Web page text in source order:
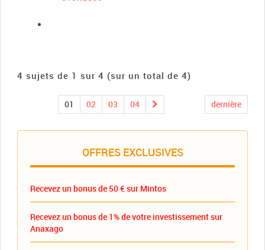
4 sujets de 1 sur 4 (sur un total de 4)
01 02 03 04 dernière
OFFRES EXCLUSIVES
Recevez un bonus de 50 € sur Mintos
Recevez un bonus de 1% de votre investissement sur
Anaxago